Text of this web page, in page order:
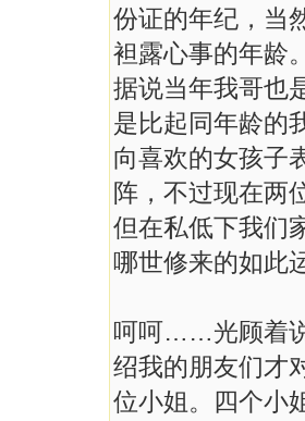
份证的年纪，当
袒露心事的年龄。
据说当年我哥也
是比起同年龄的
向喜欢的女孩子
阵，不过现在两
但在私低下我们
哪世修来的如此
呵呵……光顾着
绍我的朋友们才
位小姐。四个小